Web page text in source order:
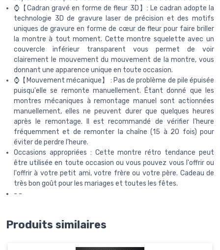
⌚【Cadran gravé en forme de fleur 3D】: Le cadran adopte la
technologie 3D de gravure laser de précision et des motifs
uniques de gravure en forme de cœur de fleur pour faire briller
la montre à tout moment. Cette montre squelette avec un
couvercle inférieur transparent vous permet de voir
clairement le mouvement du mouvement de la montre, vous
donnant une apparence unique en toute occasion.
⌚【Mouvement mécanique】 : Pas de problème de pile épuisée
puisqu'elle se remonte manuellement. Étant donné que les
montres mécaniques à remontage manuel sont actionnées
manuellement, elles ne peuvent durer que quelques heures
après le remontage. Il est recommandé de vérifier l'heure
fréquemment et de remonter la chaîne (15 à 20 fois) pour
éviter de perdre l’heure.
Occasions appropriées : Cette montre rétro tendance peut
être utilisée en toute occasion ou vous pouvez vous l'offrir ou
l'offrir à votre petit ami, votre frère ou votre père. Cadeau de
très bon goût pour les mariages et toutes les fêtes.
- -
Produits similaires